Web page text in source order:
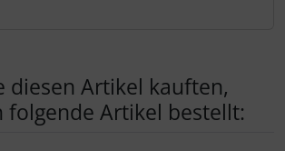
diesen Artikel kauften,
folgende Artikel bestellt: